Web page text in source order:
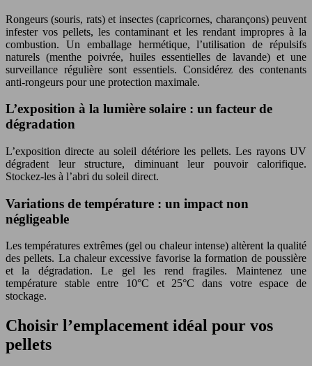
Rongeurs (souris, rats) et insectes (capricornes, charançons) peuvent
infester vos pellets, les contaminant et les rendant impropres à la
combustion. Un emballage hermétique, l’utilisation de répulsifs
naturels (menthe poivrée, huiles essentielles de lavande) et une
surveillance régulière sont essentiels. Considérez des contenants
anti-rongeurs pour une protection maximale.
L’exposition à la lumière solaire : un facteur de
dégradation
L’exposition directe au soleil détériore les pellets. Les rayons UV
dégradent leur structure, diminuant leur pouvoir calorifique.
Stockez-les à l’abri du soleil direct.
Variations de température : un impact non
négligeable
Les températures extrêmes (gel ou chaleur intense) altèrent la qualité
des pellets. La chaleur excessive favorise la formation de poussière
et la dégradation. Le gel les rend fragiles. Maintenez une
température stable entre 10°C et 25°C dans votre espace de
stockage.
Choisir l’emplacement idéal pour vos
pellets